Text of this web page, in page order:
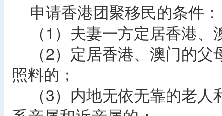
申请香港团聚移民的条件：
（1）夫妻一方定居香港、
（2）定居香港、澳门的父
照料的；
（3）内地无依无靠的老人